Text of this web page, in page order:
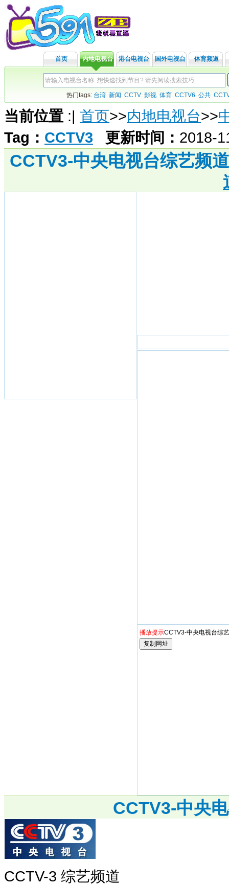
首页 内地电视台 港台电视台 国外电视台 体育频道
热门tags: 台湾 新闻 CCTV 影视 体育 CCTV6 公共
当前位置 :| 首页>>内地电视台>>
Tag： CCTV3 更新时间： 2018-
CCTV3-中央电视台综艺频
播放提示CCTV3-中央电视台综
CCTV3-中央
CCTV-3 综艺频道